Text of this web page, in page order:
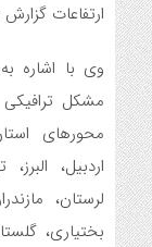
ارتفاعات
وی با اشاره
مشکل
محورهای
اردبیل،
لرستان،
بختیاری،